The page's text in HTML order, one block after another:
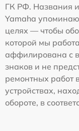
ГК РФ. Названия
Yamaha
целях — чтобы
которой мы
аффилирована с
знаков и не
ремонтных работ
устройствах,
обороте, в